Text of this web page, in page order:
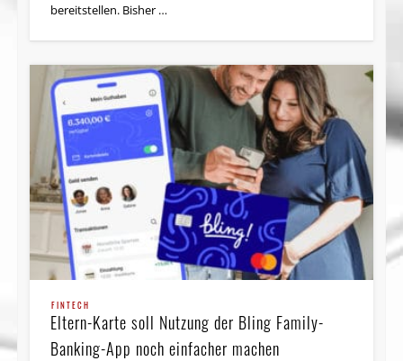
bereitstellen. Bisher …
FINTECH
Eltern-Karte soll Nutzung der Bling Family-
Banking-App noch einfacher machen